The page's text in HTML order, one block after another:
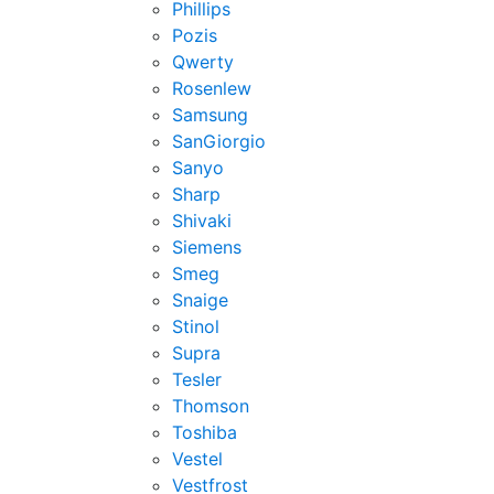
Phillips
Pozis
Qwerty
Rosenlew
Samsung
SanGiorgio
Sanyo
Sharp
Shivaki
Siemens
Smeg
Snaige
Stinol
Supra
Tesler
Thomson
Toshiba
Vestel
Vestfrost